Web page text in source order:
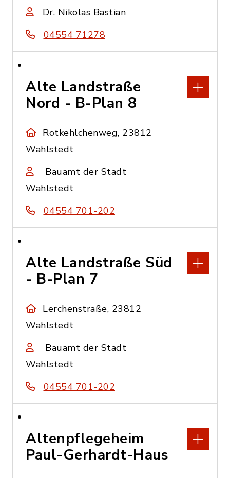
Dr. Nikolas Bastian
04554 71278
Alte Landstraße
Nord - B-Plan 8
Rotkehlchenweg, 23812
Wahlstedt
Bauamt der Stadt
Wahlstedt
04554 701-202
Alte Landstraße Süd
- B-Plan 7
Lerchenstraße, 23812
Wahlstedt
Bauamt der Stadt
Wahlstedt
04554 701-202
Altenpflegeheim
Paul-Gerhardt-Haus